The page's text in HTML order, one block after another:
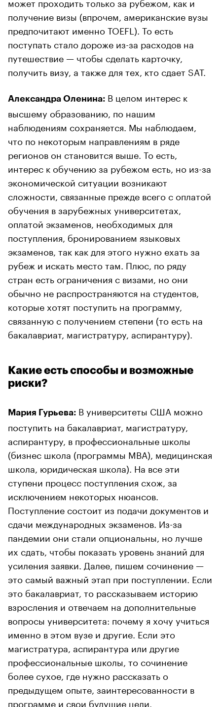
получение визы (впрочем, американские вузы
предпочитают именно TOEFL). То есть
поступать стало дороже из-за расходов на
путешествие — чтобы сделать карточку,
получить визу, а также для тех, кто сдает SAT.
Александра Оленина: В целом интерес к
высшему образованию, по нашим
наблюдениям сохраняется. Мы наблюдаем,
что по некоторым направлениям в ряде
регионов он становится выше. То есть,
интерес к обучению за рубежом есть, но из-за
экономической ситуации возникают
сложности, связанные прежде всего с оплатой
обучения в зарубежных университетах,
оплатой экзаменов, необходимых для
поступления, бронированием языковых
экзаменов, так как для этого нужно ехать за
рубеж и искать место там. Плюс, по ряду
стран есть ограничения с визами, но они
обычно не распространяются на студентов,
которые хотят поступить на программу,
связанную с получением степени (то есть на
бакалавриат, магистратуру, аспирантуру).
Какие есть способы и возможные
риски?
Мария Гурьева: В университеты США можно
поступить на бакалавриат, магистратуру,
аспирантуру, в профессиональные школы
(бизнес школа (программы MBA), медицинская
школа, юридическая школа). На все эти
ступени процесс поступления схож, за
исключением некоторых нюансов.
Поступление состоит из подачи документов и
сдачи международных экзаменов. Из-за
пандемии они стали опциональны, но лучше
их сдать, чтобы показать уровень знаний для
усиления заявки. Далее, пишем сочинение —
это самый важный этап при поступлении. Если
это бакалавриат, то рассказываем историю
взросления и отвечаем на дополнительные
вопросы университета: почему я хочу учиться
именно в этом вузе и другие. Если это
магистратура, аспирантура или другие
профессиональные школы, то сочинение
более сухое, где нужно рассказать о
предыдущем опыте, заинтересованности в
программе и свои будущие цели.